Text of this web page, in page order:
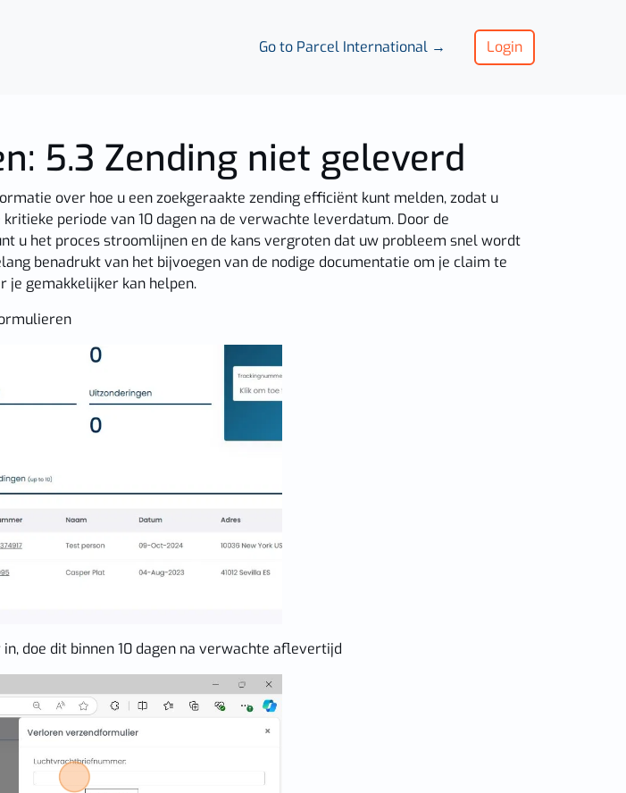
Go to Parcel International → Login
5.3 Zending niet geleverd
over hoe u een zoekgeraakte zending efficiënt kunt melden, zodat u
periode van 10 dagen na de verwachte leverdatum. Door de
u het proces stroomlijnen en de kans vergroten dat uw probleem snel wordt
benadrukt van het bijvoegen van de nodige documentatie om je claim te
je gemakkelijker kan helpen.
doe dit binnen 10 dagen na verwachte aflevertijd